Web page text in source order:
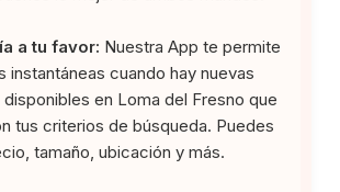
a tu favor: Nuestra App te permite
instantáneas cuando hay nuevas
en Loma del Fresno que
tus criterios de búsqueda. Puedes
tamaño, ubicación y más.